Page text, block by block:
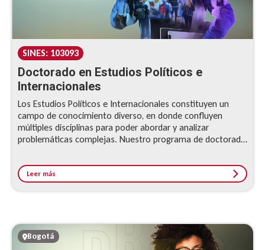
SINES: 103093
Doctorado en Estudios Políticos e
Internacionales
Los Estudios Políticos e Internacionales constituyen un
campo de conocimiento diverso, en donde confluyen
múltiples disciplinas para poder abordar y analizar
problemáticas complejas. Nuestro programa de doctorado
el análisis y la solución de problemas públicos y políticos a
nivel local, nacional e internacional.
Leer más
Bogotá